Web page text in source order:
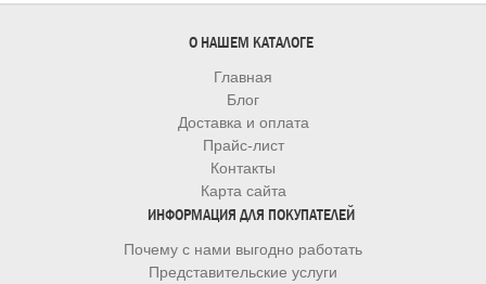
О НАШЕМ КАТАЛОГЕ
Главная
Блог
Доставка и оплата
Прайс-лист
Контакты
Карта сайта
ИНФОРМАЦИЯ ДЛЯ ПОКУПАТЕЛЕЙ
Почему с нами выгодно работать
Представительские услуги